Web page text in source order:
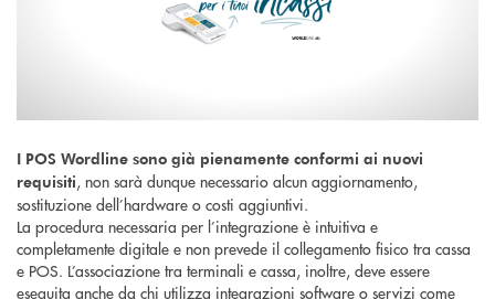
I POS Wordline sono già pienamente conformi ai nuovi
requisiti, non sarà dunque necessario alcun aggiornamento,
sostituzione dell’hardware o costi aggiuntivi.
La procedura necessaria per l’integrazione è intuitiva e
completamente digitale e non prevede il collegamento fisico tra cassa
e POS. L’associazione tra terminali e cassa, inoltre, deve essere
eseguita anche da chi utilizza integrazioni software o servizi come